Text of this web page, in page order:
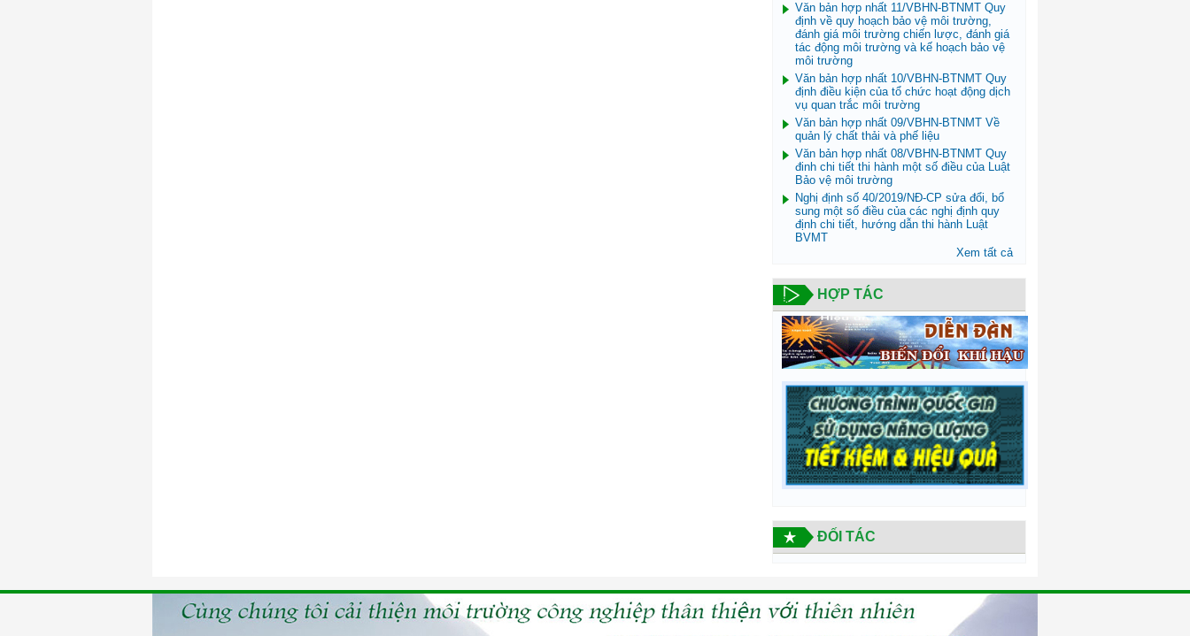
Văn bản hợp nhất 11/VBHN-BTNMT Quy
định về quy hoạch bảo vệ môi trường,
đánh giá môi trường chiến lược, đánh giá
tác động môi trường và kế hoạch bảo vệ
môi trường
Văn bản hợp nhất 10/VBHN-BTNMT Quy
định điều kiện của tổ chức hoạt động dịch
vụ quan trắc môi trường
Văn bản hợp nhất 09/VBHN-BTNMT Về
quản lý chất thải và phế liệu
Văn bản hợp nhất 08/VBHN-BTNMT Quy
đinh chi tiết thi hành một số điều của Luật
Bảo vệ môi trường
Nghị định số 40/2019/NĐ-CP sửa đổi, bổ
sung một số điều của các nghị định quy
định chi tiết, hướng dẫn thi hành Luật
BVMT
Xem tất cả
HỢP TÁC
ĐỐI TÁC